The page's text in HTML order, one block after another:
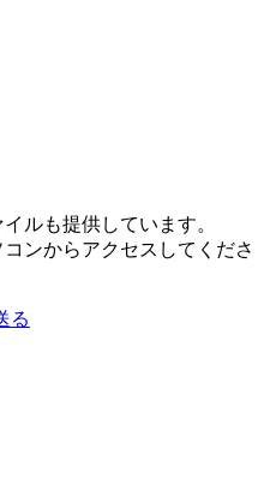
ルも提供しています。
ンからアクセスしてくださ
る